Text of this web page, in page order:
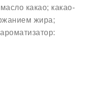
какао; какао-
жира;